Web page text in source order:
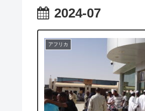
2024-07
アフリカ